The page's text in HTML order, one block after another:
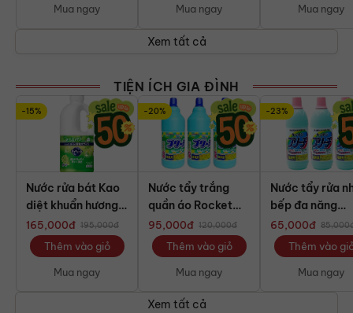
Mua ngay Mua ngay Mua ngay
Xem tất cả
TIỆN ÍCH GIA ĐÌNH
-15%
Nước rửa bát Kao
diệt khuẩn hương
nho chai 1250ml
165,000đ 195,000đ
Mua ngay
Thêm vào giỏ
-20%
Nước tẩy trắng
quần áo Rocket
Nhật Bản 1500ml
95,000đ 120,000đ
Mua ngay
Thêm vào giỏ
-23%
Nước tẩy rửa
bếp đa năng
Mitsuei Nhật
600ml
65,000đ 85,000
Mua ngay
Thêm vào
Xem tất cả